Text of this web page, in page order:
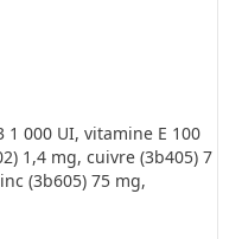
1 000 UI, vitamine E 100
1,4 mg, cuivre (3b405) 7
(3b605) 75 mg,